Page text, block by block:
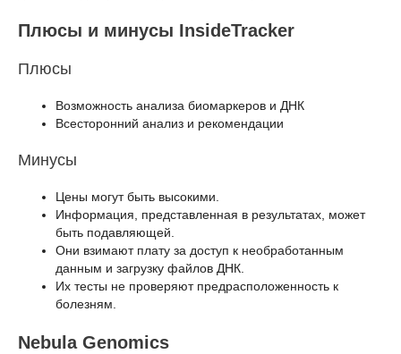
Плюсы и минусы InsideTracker
Плюсы
Возможность анализа биомаркеров и ДНК
Всесторонний анализ и рекомендации
Минусы
Цены могут быть высокими.
Информация, представленная в результатах, может
быть подавляющей.
Они взимают плату за доступ к необработанным
данным и загрузку файлов ДНК.
Их тесты не проверяют предрасположенность к
болезням.
Nebula Genomics